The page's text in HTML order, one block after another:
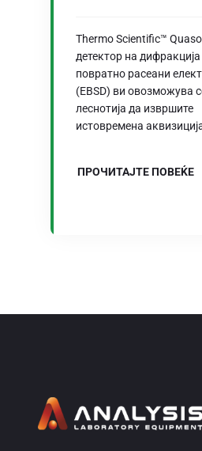
Thermo Scientific™
детектор на дифракција
повратно расеани
(EBSD) ви овозможува
леснотија да извршите
истовремена
ПРОЧИТАЈТЕ ПОВЕЌЕ